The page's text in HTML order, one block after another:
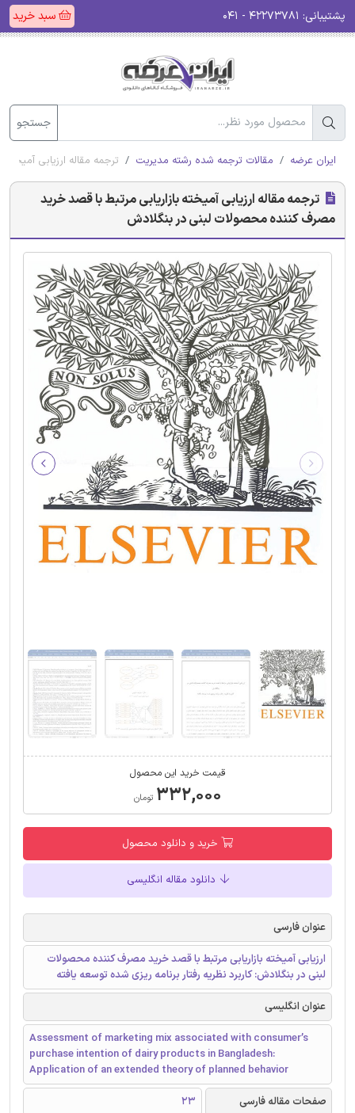
پشتیبانی: سبد خرید
جستجو
ایران عرضه مقالات ترجمه شده رشته مدیریت ترجمه مقاله ارزیابی
ترجمه مقاله ارزیابی آمیخته بازاریابی مرتبط با قصد خرید
مصرف کننده محصولات لبنی در بنگلادش
قیمت خرید این محصول
۳۳۲,۰۰۰ تومان
خرید و دانلود محصول
دانلود مقاله انگلیسی
عنوان فارسی
ارزیابی آمیخته بازاریابی مرتبط با قصد خرید مصرف کننده محصولات
لبنی در بنگلادش: کاربرد نظریه رفتار برنامه ریزی شده توسعه یافته
عنوان انگلیسی
Assessment of marketing mix associated with consumer’s
purchase intention of dairy products in Bangladesh:
Application of an extended theory of planned behavior
صفحات مقاله فارسی
23